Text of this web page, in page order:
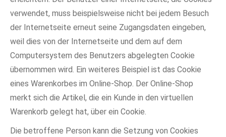
verwendet, muss beispielsweise nicht bei jedem Besuch
der Internetseite erneut seine Zugangsdaten eingeben,
weil dies von der Internetseite und dem auf dem
Computersystem des Benutzers abgelegten Cookie
übernommen wird. Ein weiteres Beispiel ist das Cookie
eines Warenkorbes im Online-Shop. Der Online-Shop
merkt sich die Artikel, die ein Kunde in den virtuellen
Warenkorb gelegt hat, über ein Cookie.
Die betroffene Person kann die Setzung von Cookies